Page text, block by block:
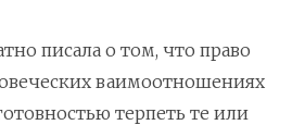
писала о том, что право
ваимоотношениях
терпеть те или